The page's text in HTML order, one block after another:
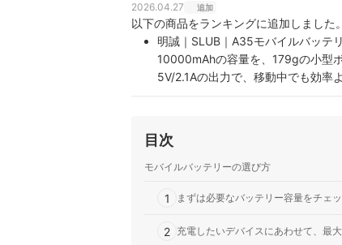
2026.04.27 追加
以下の商品をランキングに追加しました。
明誠｜SLUB｜A35モバイルバッテ
10000mAhの容量を、179gの小型
5V/2.1Aの出力で、移動中でも効率
い仕様です。
片手に収まるミニサイズとわずか
プルで洗練されたデザインに加え
バイスに合わせて電圧を自動で判
強力なマグネットでスマホをしっ
いコンパクトサイズと軽さが携帯
目次
モバイルバッテリーの選び方
1 まずは必要なバッテリー容量をチェ
2 充電したいデバイスにあわせて、最